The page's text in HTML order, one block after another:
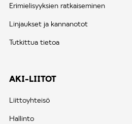
Erimielisyyksien ratkaiseminen
Linjaukset ja kannanotot
Tutkittua tietoa
AKI-LIITOT
Liittoyhteisö
Hallinto